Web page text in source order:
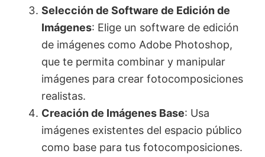
Selección de Software de Edición de
Imágenes: Elige un software de edición
de imágenes como Adobe Photoshop,
que te permita combinar y manipular
imágenes para crear fotocomposiciones
realistas.
Creación de Imágenes Base: Usa
imágenes existentes del espacio público
como base para tus fotocomposiciones.